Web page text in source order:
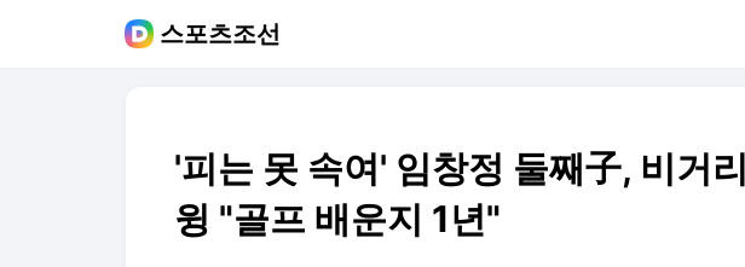
스포츠조선
'피는 못 속여' 임창정 둘째子, 비거
윙 "골프 배운지 1년"